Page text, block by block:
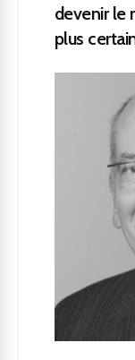
devenir le
plus